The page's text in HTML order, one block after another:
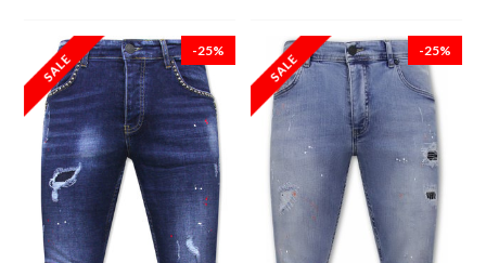
-25% -25%